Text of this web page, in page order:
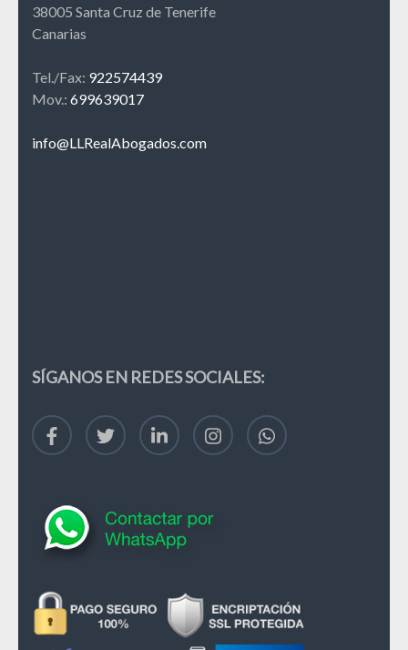
38005 Santa Cruz de Tenerife
Canarias
Tel./Fax: 922574439
Mov.: 699639017
info@LLRealAbogados.com
SÍGANOS EN REDES SOCIALES: